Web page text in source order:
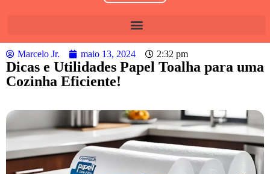
Marcelo Jr. maio 13, 2024 2:32 pm
Dicas e Utilidades Papel Toalha para uma
Cozinha Eficiente!